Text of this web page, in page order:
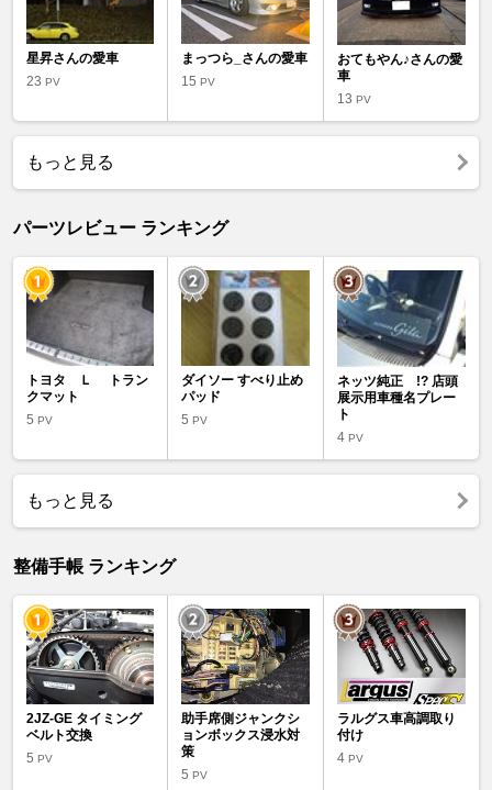
星昇さんの愛車
23 PV
まっつら_さんの愛車
15PV
おてもやん♪さんの愛
車
13 PV
もっと見る
パーツレビュー ランキング
トヨタ Ｌ トラン
クマット
5 PV
ダイソー すべり止め
パッド
5PV
ネッツ純正 !? 店頭
展示用車種名プレー
ト
4 PV
もっと見る
整備手帳 ランキング
2JZ-GE タイミング
ベルト交換
5 PV
助手席側ジャンクシ
ョンボックス浸水対
策
5PV
ラルグス車高調取り
付け
4 PV